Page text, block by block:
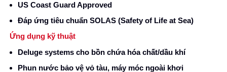
US Coast Guard Approved
Đáp ứng tiêu chuẩn SOLAS (Safety of Life at Sea)
Ứng dụng kỹ thuật
Deluge systems cho bồn chứa hóa chất/dầu khí
Phun nước bảo vệ vỏ tàu, máy móc ngoài khơi